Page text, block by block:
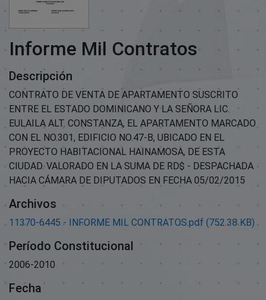
Informe Mil Contratos
Descripción
CONTRATO DE VENTA DE APARTAMENTO SUSCRITO
ENTRE EL ESTADO DOMINICANO Y LA SEÑORA LIC.
EULAILA ALT. CONSTANZA, EL APARTAMENTO MARCADO
CON EL NO.301, EDIFICIO NO.47-B, UBICADO EN EL
PROYECTO HABITACIONAL HAINAMOSA, DE ESTA
CIUDAD. VALORADO EN LA SUMA DE RD$ - DESPACHADA
HACIA CÁMARA DE DIPUTADOS EN FECHA 05/02/2015
Archivos
11370-6445 - INFORME MIL CONTRATOS.pdf (752.38 KB)
Período Constitucional
2006-2010
Fecha